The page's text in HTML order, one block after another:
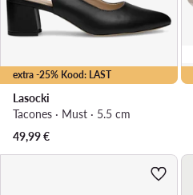
extra -25% Kood: LAST
Lasocki
Tacones · Must · 5.5 cm
49,99€